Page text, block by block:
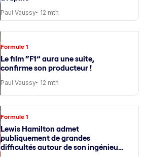
Paul Vaussy 12 mth
Formule 1
Le film “F1” aura une suite,
confirme son producteur !
Paul Vaussy 12 mth
Formule 1
Lewis Hamilton admet
publiquement de grandes
difficultés autour de son ingénieur